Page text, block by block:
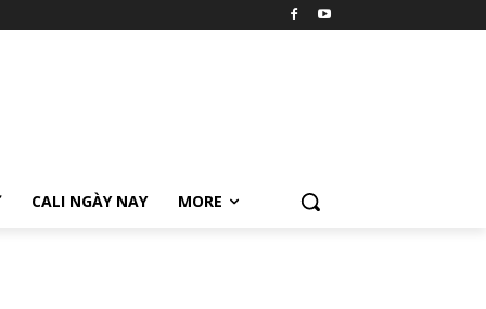
CALI NGÀY NAY MORE